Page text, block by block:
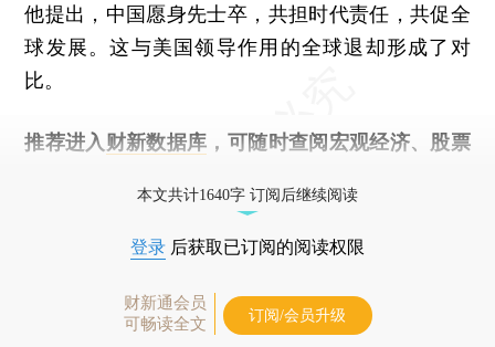
他提出，中国愿身先士卒，共担时代责任，共促全
球发展。这与美国领导作用的全球退却形成了对
比。
推荐进入 财新数据库 ，可随时查阅宏观经济、股票
本文共计1640字 订阅后继续阅读
登录 后获取已订阅的阅读权限
财新通会员
可畅读全文
订阅/会员升级